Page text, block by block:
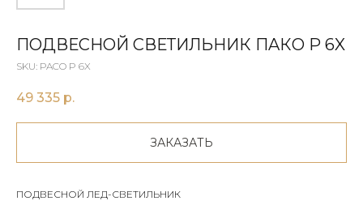
ПОДВЕСНОЙ СВЕТИЛЬНИК ПAКO P 6X
SKU: PACO P 6X
49 335 р.
ЗАКАЗАТЬ
ПОДВЕСНОЙ ЛЕД-СВЕТИЛЬНИК